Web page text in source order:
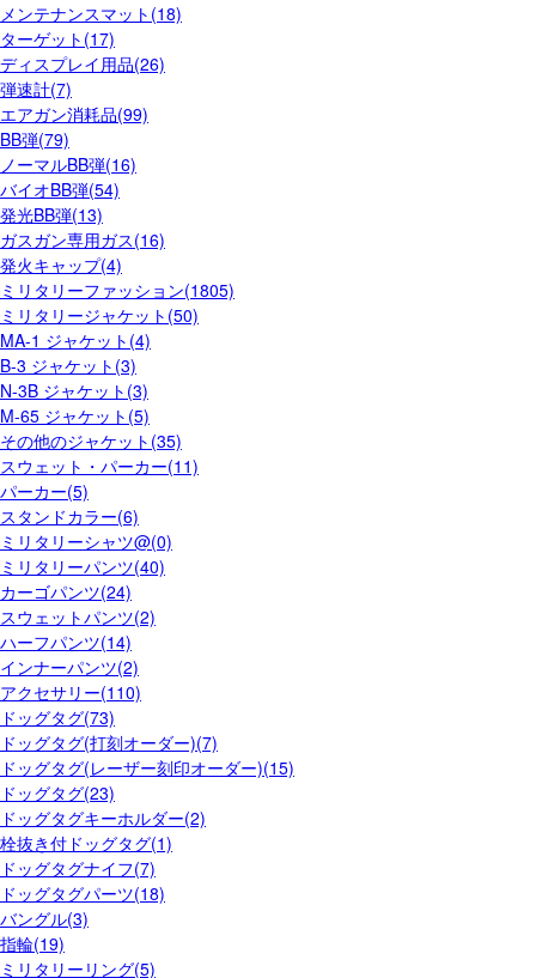
メンテナンスマット(18)
ターゲット(17)
ディスプレイ用品(26)
弾速計(7)
エアガン消耗品(99)
BB弾(79)
ノーマルBB弾(16)
バイオBB弾(54)
発光BB弾(13)
ガスガン専用ガス(16)
発火キャップ(4)
ミリタリーファッション(1805)
ミリタリージャケット(50)
MA-1 ジャケット(4)
B-3 ジャケット(3)
N-3B ジャケット(3)
M-65 ジャケット(5)
その他のジャケット(35)
スウェット・パーカー(11)
パーカー(5)
スタンドカラー(6)
ミリタリーシャツ@(0)
ミリタリーパンツ(40)
カーゴパンツ(24)
スウェットパンツ(2)
ハーフパンツ(14)
インナーパンツ(2)
アクセサリー(110)
ドッグタグ(73)
ドッグタグ(打刻オーダー)(7)
ドッグタグ(レーザー刻印オーダー)(15)
ドッグタグ(23)
ドッグタグキーホルダー(2)
栓抜き付ドッグタグ(1)
ドッグタグナイフ(7)
ドッグタグパーツ(18)
バングル(3)
指輪(19)
ミリタリーリング(5)